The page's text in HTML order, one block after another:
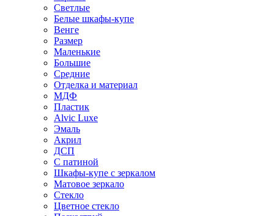
Светлые
Белые шкафы-купе
Венге
Размер
Маленькие
Большие
Средние
Отделка и материал
МДФ
Пластик
Alvic Luxe
Эмаль
Акрил
ДСП
С патиной
Шкафы-купе с зеркалом
Матовое зеркало
Стекло
Цветное стекло